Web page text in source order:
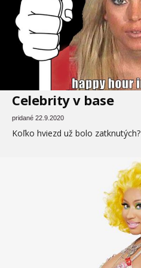
Celebrity v base
pridané 22.9.2020
Koľko hviezd už bolo zatknutých?